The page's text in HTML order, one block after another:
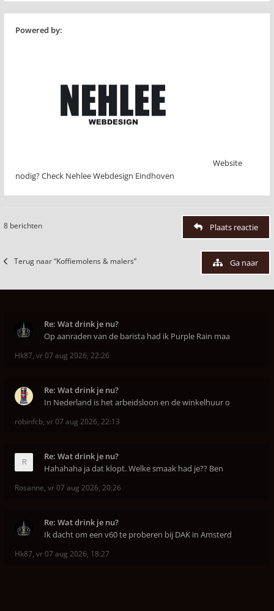
Powered by:
Website
nodig? Check Nehlee Webdesign Eindhoven
8 berichten Plaats reactie
Terug naar “Koffiemolens & malers” Ga naar
Re: Wat drink je nu?
Op aanraden van de barista had ik Purple Rain maa
Hk87, vr 07 aug 2026, 22:26
Re: Wat drink je nu?
In Nederland is het arbeidsloon en de winkelhuur o
robinfcb, vr 07 aug 2026, 22:13
Re: Wat drink je nu?
Hahahaha ja dat klopt. Welke smaak had je?? Ben
Rosanne, vr 07 aug 2026, 20:26
Re: Wat drink je nu?
Ik dacht om een v60 te proberen bij DAK in Amsterd
Hk87, vr 07 aug 2026, 18:27